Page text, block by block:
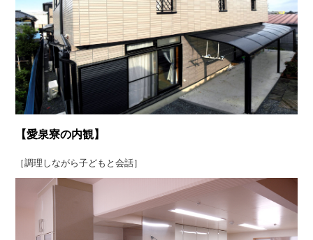
【愛泉寮の内観】
［調理しながら子どもと会話］